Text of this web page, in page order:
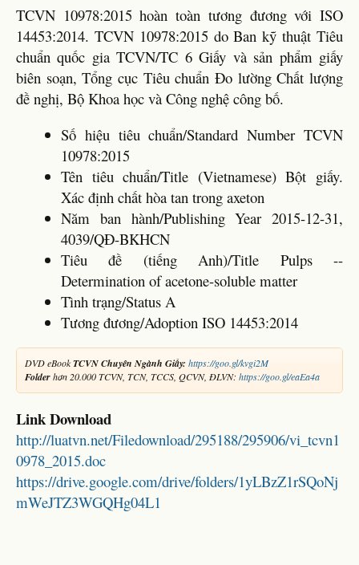
TCVN 10978:2015 hoàn toàn tương đương với ISO
14453:2014. TCVN 10978:2015 do Ban kỹ thuật Tiêu
chuẩn quốc gia TCVN/TC 6 Giấy và sản phẩm giấy
biên soạn, Tổng cục Tiêu chuẩn Đo lường Chất lượng
đề nghị, Bộ Khoa học và Công nghệ công bố.
Số hiệu tiêu chuẩn/Standard Number TCVN
10978:2015
Tên tiêu chuẩn/Title (Vietnamese) Bột giấy.
Xác định chất hòa tan trong axeton
Năm ban hành/Publishing Year 2015-12-31,
4039/QĐ-BKHCN
Tiêu đề (tiếng Anh)/Title Pulps --
Determination of acetone-soluble matter
Tình trạng/Status A
Tương đương/Adoption ISO 14453:2014
DVD eBookTCVN Chuyên Ngành Giấy: https://goo.gl/kvgi2M
Folderhơn 20.000 TCVN, TCN, TCCS, QCVN, ĐLVN: https://goo.gl/eaEa4a
Link Download
http://luatvn.net/Filedownload/295188/295906/vi_tcvn1
0978_2015.doc
https://drive.google.com/drive/folders/1yLBzZ1rSQoNj
mWeJTZ3WGQHg04L1